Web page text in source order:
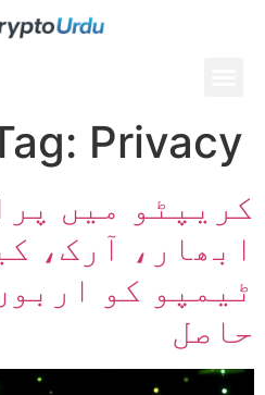
Privacy
کریپٹو میں
ابھار، آرک،
ٹیمپو کو
حاصل